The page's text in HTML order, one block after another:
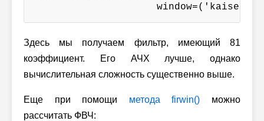
window=('kaiser',
Здесь мы получаем фильтр, имеющий 81
коэффициент. Его АЧХ лучше, однако
вычислительная сложность существенно выше.
Еще при помощи метода firwin() можно
рассчитать ФВЧ: